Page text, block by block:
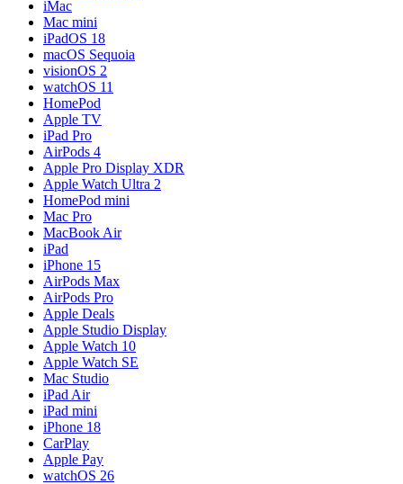
iMac
Mac mini
iPadOS 18
macOS Sequoia
visionOS 2
watchOS 11
HomePod
Apple TV
iPad Pro
AirPods 4
Apple Pro Display XDR
Apple Watch Ultra 2
HomePod mini
Mac Pro
MacBook Air
iPad
iPhone 15
AirPods Max
AirPods Pro
Apple Deals
Apple Studio Display
Apple Watch 10
Apple Watch SE
Mac Studio
iPad Air
iPad mini
iPhone 18
CarPlay
Apple Pay
watchOS 26